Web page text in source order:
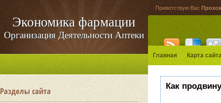
Экономика фармации
Организация Деятельности Аптеки
Разделы сайта
Приветствую Вас
Главная Карта
Как